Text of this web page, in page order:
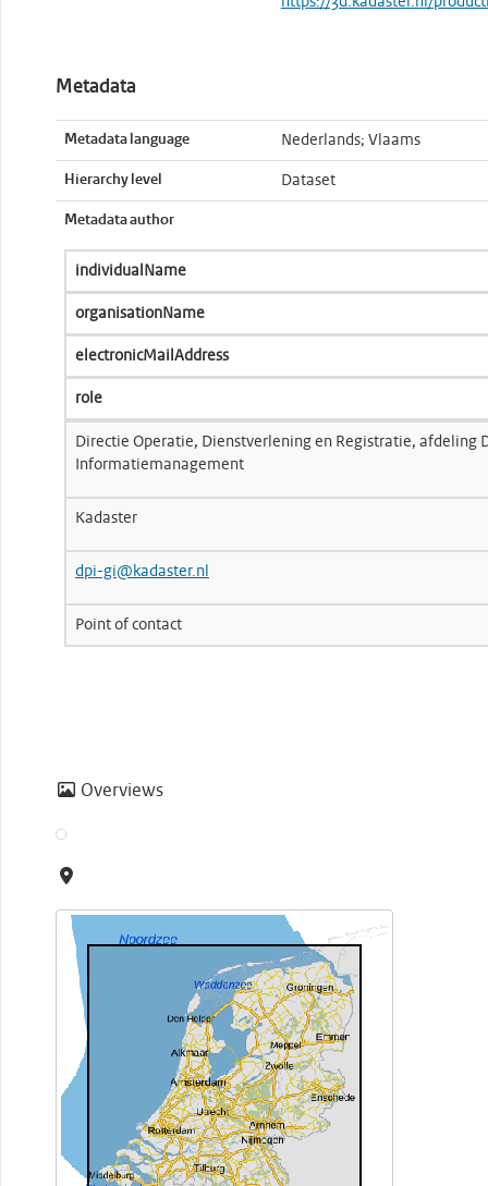
Metadata
Metadata language Nederlands; Vlaams
Hierarchy level Dataset
Metadata author
individualName
organisationName
electronicMailAddress
role
Directie Operatie, Dienstverlening en Registratie, afdeling
Informatiemanagement
Kadaster
dpi-gi@kadaster.nl
Point of contact
Overviews